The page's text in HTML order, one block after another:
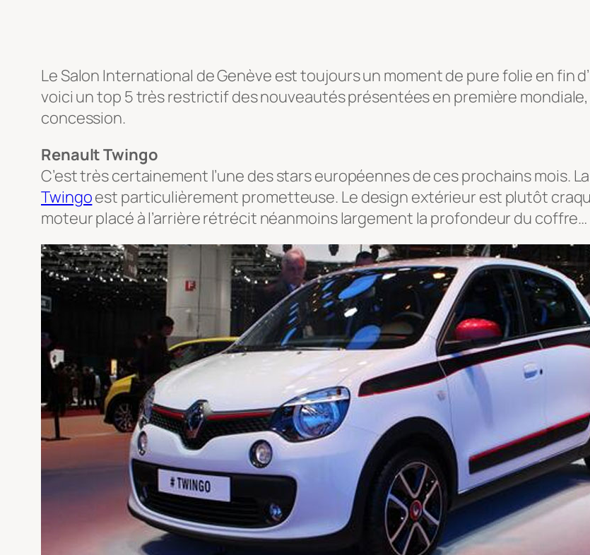
Le Salon International de Genève est toujours un moment de pure folie en fin
voici un top 5 très restrictif des nouveautés présentées en première
concession.
Renault Twingo
C’est très certainement l’une des stars européennes de ces prochains mois.
Twingoest particulièrement prometteuse. Le design extérieur est plutôt
moteur placé à l’arrière rétrécit néanmoins largement la profondeur du coffre…